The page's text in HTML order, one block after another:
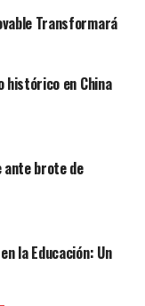
del
aquí están
4:30 p.m.
Transformará
histórico en China
ante brote de
la Educación: Un